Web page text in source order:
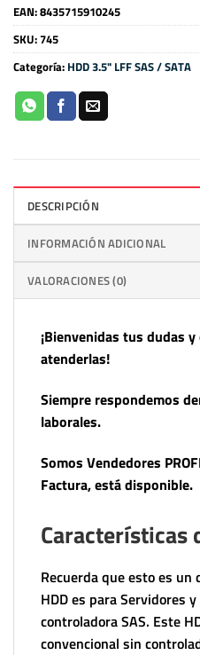
EAN:8435715910245
SKU:745
Categoría: HDD 3.5" LFF SAS / SATA
DESCRIPCIÓN
INFORMACIÓN ADICIONAL
VALORACIONES (0)
¡Bienvenidas tus dudas
atenderlas!
Siempre respondemos
laborales.
Somos Vendedores
Factura, está disponible.
Características
Recuerda que esto es un
HDD es para Servidores
controladora SAS. Este
convencional sin